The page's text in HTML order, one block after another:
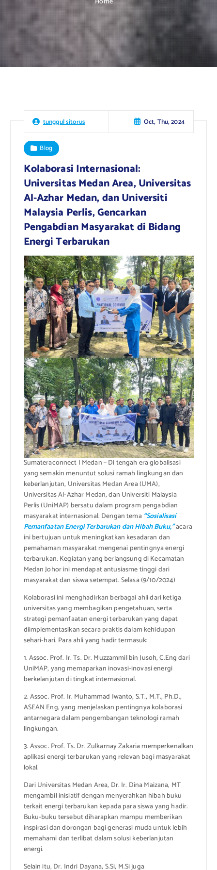
tunggul sitorus Oct, Thu, 2024
Blog
Kolaborasi Internasional:
Universitas Medan Area, Universitas
Al-Azhar Medan, dan Universiti
Malaysia Perlis, Gencarkan
Pengabdian Masyarakat di Bidang
Energi Terbarukan
Sumateraconnect I Medan – Di tengah era globalisasi
yang semakin menuntut solusi ramah lingkungan dan
keberlanjutan, Universitas Medan Area (UMA),
Universitas Al-Azhar Medan, dan Universiti Malaysia
Perlis (UniMAP) bersatu dalam program pengabdian
masyarakat internasional. Dengan tema“Sosialisasi
Pemanfaatan Energi Terbarukan dan Hibah Buku,”acara
ini bertujuan untuk meningkatkan kesadaran dan
pemahaman masyarakat mengenai pentingnya energi
terbarukan. Kegiatan yang berlangsung di Kecamatan
Medan Johor ini mendapat antusiasme tinggi dari
masyarakat dan siswa setempat. Selasa (9/10/2024)
Kolaborasi ini menghadirkan berbagai ahli dari ketiga
universitas yang membagikan pengetahuan, serta
strategi pemanfaatan energi terbarukan yang dapat
diimplementasikan secara praktis dalam kehidupan
sehari-hari. Para ahli yang hadir termasuk:
1. Assoc. Prof. Ir. Ts. Dr. Muzzammil bin Jusoh, C.Eng dari
UniMAP, yang memaparkan inovasi-inovasi energi
berkelanjutan di tingkat internasional.
2. Assoc. Prof. Ir. Muhammad Iwanto, S.T., M.T., Ph.D.,
ASEAN Eng, yang menjelaskan pentingnya kolaborasi
antarnegara dalam pengembangan teknologi ramah
lingkungan.
3. Assoc. Prof. Ts. Dr. Zulkarnay Zakaria memperkenalkan
aplikasi energi terbarukan yang relevan bagi masyarakat
lokal.
Dari Universitas Medan Area, Dr. Ir. Dina Maizana, MT
mengambil inisiatif dengan menyerahkan hibah buku
terkait energi terbarukan kepada para siswa yang hadir.
Buku-buku tersebut diharapkan mampu memberikan
inspirasi dan dorongan bagi generasi muda untuk lebih
memahami dan terlibat dalam solusi keberlanjutan
energi.
Selain itu, Dr. Indri Dayana, S.Si, M.Si juga